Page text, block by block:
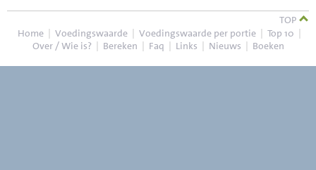
TOP
Home | Voedingswaarde | Voedingswaarde per portie | Top 10 |
Over / Wie is? | Bereken | Faq | Links | Nieuws | Boeken